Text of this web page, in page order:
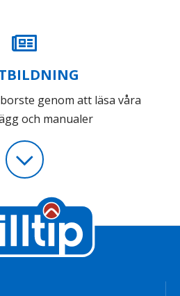
genom att läsa våra
och manualer